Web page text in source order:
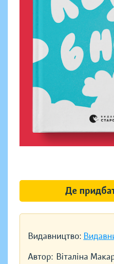
Видавництво:
Автор: Віталіна
Де